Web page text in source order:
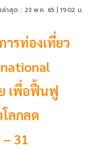
าสุด : 23 พ.ค. 65 | 19:02 น.
รท่องเที่ยว
เพื่อฟื้นฟู
ลกลด
31